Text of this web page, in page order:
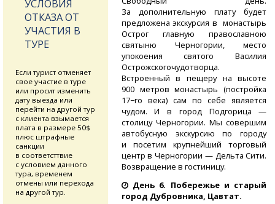
За дополнительную плату будет
предложена экскурсия в монастырь
Острог главную православною
святыню Черногории, место
упокоения святого Василия
Острожскогочудотворца.
Встроенный в пещеру на высоте
900 метров монастырь (постройка
17−го века) сам по себе является
чудом. И в город Подгорица —
столицу Черногории. Мы совершим
автобусную экскурсию по городу
и посетим крупнейший торговый
центр в Черногории — Дельта Сити.
Возвращение в гостиницу.
День 6. Побережье и старый
город Дубровника, Цавтат.
УСЛОВИЯ
ОТКАЗА ОТ
УЧАСТИЯ В
ТУРЕ
Если турист отменяет
свое участие в туре
или просит изменить
дату выезда или
перейти на другой тур
с клиента взымается
плата в размере 50$
плюс штрафные
санкции
в соответсттвие
с условием данного
тура, временем
отмены или перехода
на другой тур.